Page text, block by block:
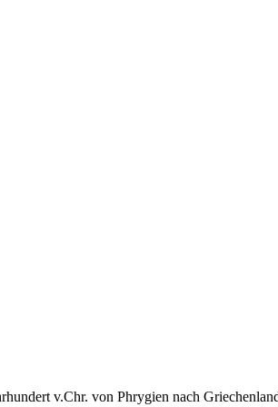
v.Chr. von Phrygien nach